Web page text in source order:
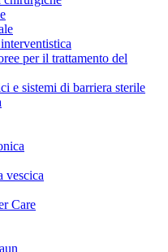
per entrare subito in
per il trattamento del
e sistemi di barriera sterile
vescica
Care